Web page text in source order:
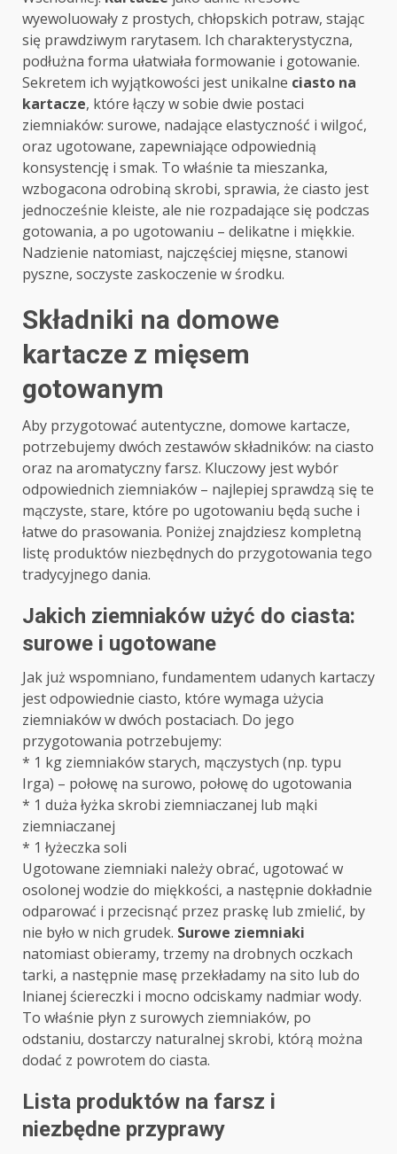
wyewoluowały z prostych, chłopskich potraw, stając
się prawdziwym rarytasem. Ich charakterystyczna,
podłużna forma ułatwiała formowanie i gotowanie.
Sekretem ich wyjątkowości jest unikalne ciasto na
kartacze, które łączy w sobie dwie postaci
ziemniaków: surowe, nadające elastyczność i wilgoć,
oraz ugotowane, zapewniające odpowiednią
konsystencję i smak. To właśnie ta mieszanka,
wzbogacona odrobiną skrobi, sprawia, że ciasto jest
jednocześnie kleiste, ale nie rozpadające się podczas
gotowania, a po ugotowaniu – delikatne i miękkie.
Nadzienie natomiast, najczęściej mięsne, stanowi
pyszne, soczyste zaskoczenie w środku.
Składniki na domowe
kartacze z mięsem
gotowanym
Aby przygotować autentyczne, domowe kartacze,
potrzebujemy dwóch zestawów składników: na ciasto
oraz na aromatyczny farsz. Kluczowy jest wybór
odpowiednich ziemniaków – najlepiej sprawdzą się te
mączyste, stare, które po ugotowaniu będą suche i
łatwe do prasowania. Poniżej znajdziesz kompletną
listę produktów niezbędnych do przygotowania tego
tradycyjnego dania.
Jakich ziemniaków użyć do ciasta:
surowe i ugotowane
Jak już wspomniano, fundamentem udanych kartaczy
jest odpowiednie ciasto, które wymaga użycia
ziemniaków w dwóch postaciach. Do jego
przygotowania potrzebujemy:
* 1 kg ziemniaków starych, mączystych (np. typu
Irga) – połowę na surowo, połowę do ugotowania
* 1 duża łyżka skrobi ziemniaczanej lub mąki
ziemniaczanej
* 1 łyżeczka soli
Ugotowane ziemniaki należy obrać, ugotować w
osolonej wodzie do miękkości, a następnie dokładnie
odparować i przecisnąć przez praskę lub zmielić, by
nie było w nich grudek. Surowe ziemniaki
natomiast obieramy, trzemy na drobnych oczkach
tarki, a następnie masę przekładamy na sito lub do
lnianej ściereczki i mocno odciskamy nadmiar wody.
To właśnie płyn z surowych ziemniaków, po
odstaniu, dostarczy naturalnej skrobi, którą można
dodać z powrotem do ciasta.
Lista produktów na farsz i
niezbędne przyprawy